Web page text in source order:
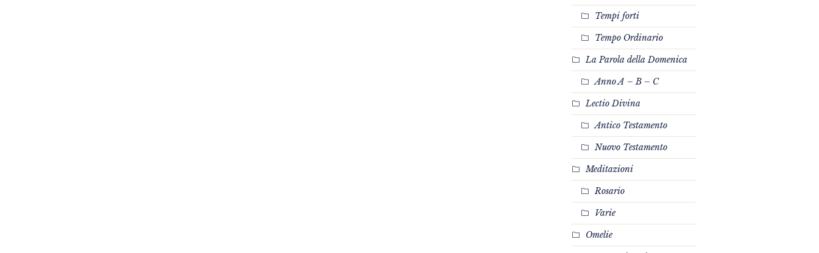
Tempi forti
Tempo Ordinario
La Parola della Domenica
Anno A – B – C
Lectio Divina
Antico Testamento
Nuovo Testamento
Meditazioni
Rosario
Varie
Omelie